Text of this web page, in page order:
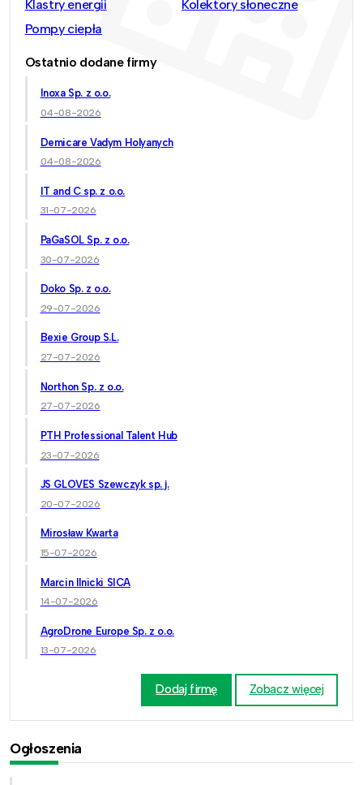
Klastry energii
Kolektory słoneczne
Pompy ciepła
Ostatnio dodane firmy
Inoxa Sp. z o.o.
04-08-2026
Demicare Vadym Holyanych
04-08-2026
IT and C sp. z o.o.
31-07-2026
PaGaSOL Sp. z o.o.
30-07-2026
Doko Sp. z o.o.
29-07-2026
Bexie Group S.L.
27-07-2026
Northon Sp. z o.o.
27-07-2026
PTH Professional Talent Hub
23-07-2026
JS GLOVES Szewczyk sp. j.
20-07-2026
Mirosław Kwarta
15-07-2026
Marcin Ilnicki SICA
14-07-2026
AgroDrone Europe Sp. z o.o.
13-07-2026
Dodaj firmę Zobacz więcej
Ogłoszenia